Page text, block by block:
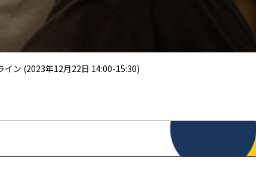
イン (2023年12月22日 14:00-15:30)